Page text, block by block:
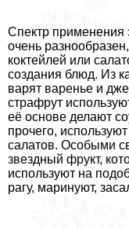
Спектр применения
очень
коктейлей или
создания блюд. Из
варят варенье и
страфрут
её основе делают
прочего,
салатов. Особыми
звездный фрукт,
используют на
рагу, маринуют,